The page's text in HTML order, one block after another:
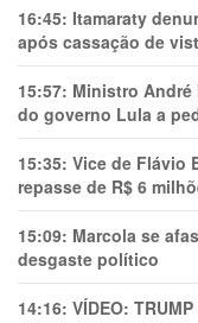
16:45: Itamaraty
após cassação de
15:57: Ministro
do governo Lula a
15:35: Vice de Flávio
repasse de R$ 6
15:09: Marcola se
desgaste político
14:16: VÍDEO: